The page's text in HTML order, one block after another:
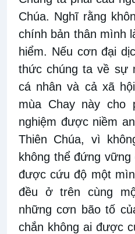
Chúa. Nghĩ rằng
chính bản thân mình
hiểm. Nếu cơn đại
thức chúng ta về sự
cá nhân và cả xã
mùa Chay này cho
nghiệm được niềm
Thiên Chúa, vì
không thể đứng
được cứu độ một
đều ở trên cùng
những cơn bão tố
chắn không ai được